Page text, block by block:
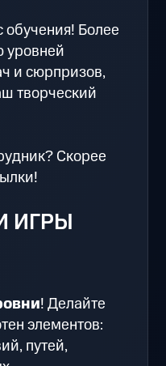
обучения! Более
уровней
и сюрпризов,
творческий
Скорее
ИГРЫ
! Делайте
элементов:
путей,